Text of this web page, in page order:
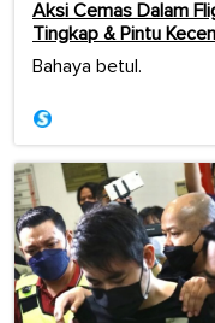
Aksi Cemas Dalam
Tingkap & Pintu
Bahaya betul.